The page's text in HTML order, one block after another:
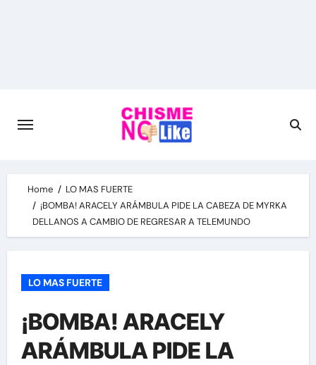
Home
LO MAS FUERTE
¡BOMBA! ARACELY ARÁMBULA PIDE LA CABEZA DE MYRKA
DELLANOS A CAMBIO DE REGRESAR A TELEMUNDO
LO MAS FUERTE
¡BOMBA! ARACELY
ARÁMBULA PIDE LA